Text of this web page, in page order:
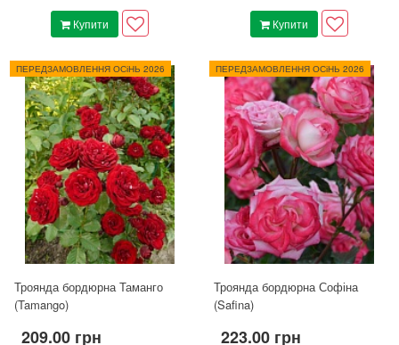
Купити Купити
ПЕРЕДЗАМОВЛЕННЯ ОСіНЬ 2026
Троянда бордюрна Таманго
(Tamango)
209.00 грн
ПЕРЕДЗАМОВЛЕННЯ ОСіНЬ 2026
Троянда бордюрна Софіна
(Safina)
223.00 грн